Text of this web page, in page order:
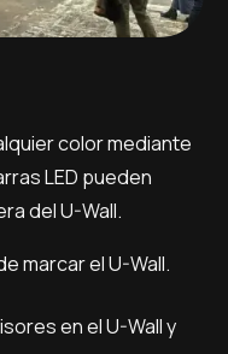
color mediante
LED pueden
del U-Wall.
marcar el U-Wall.
en el U-Wall y